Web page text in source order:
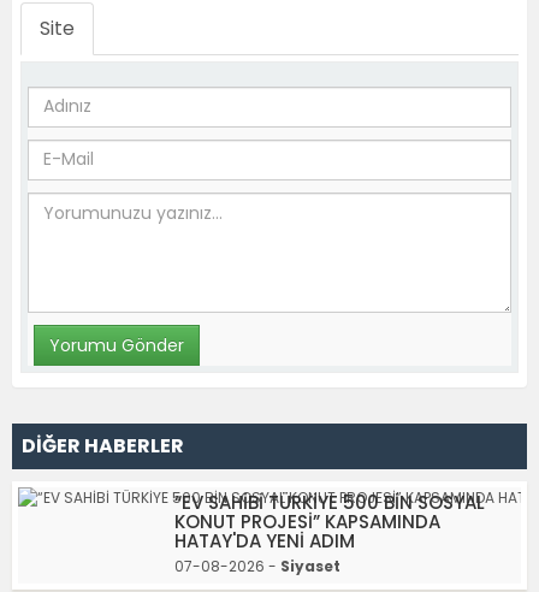
Site
DİĞER HABERLER
“EV SAHİBİ TÜRKİYE 500 BİN SOSYAL
KONUT PROJESİ” KAPSAMINDA
HATAY'DA YENİ ADIM
07-08-2026 - Siyaset